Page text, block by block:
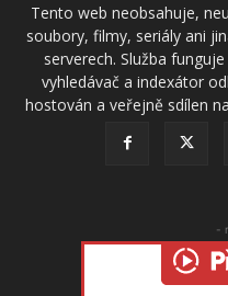
Tento web neobsahuje,
soubory, filmy, seriály ani
serverech. Služba
vyhledávač a indexátor
hostován a veřejně sdílen
-